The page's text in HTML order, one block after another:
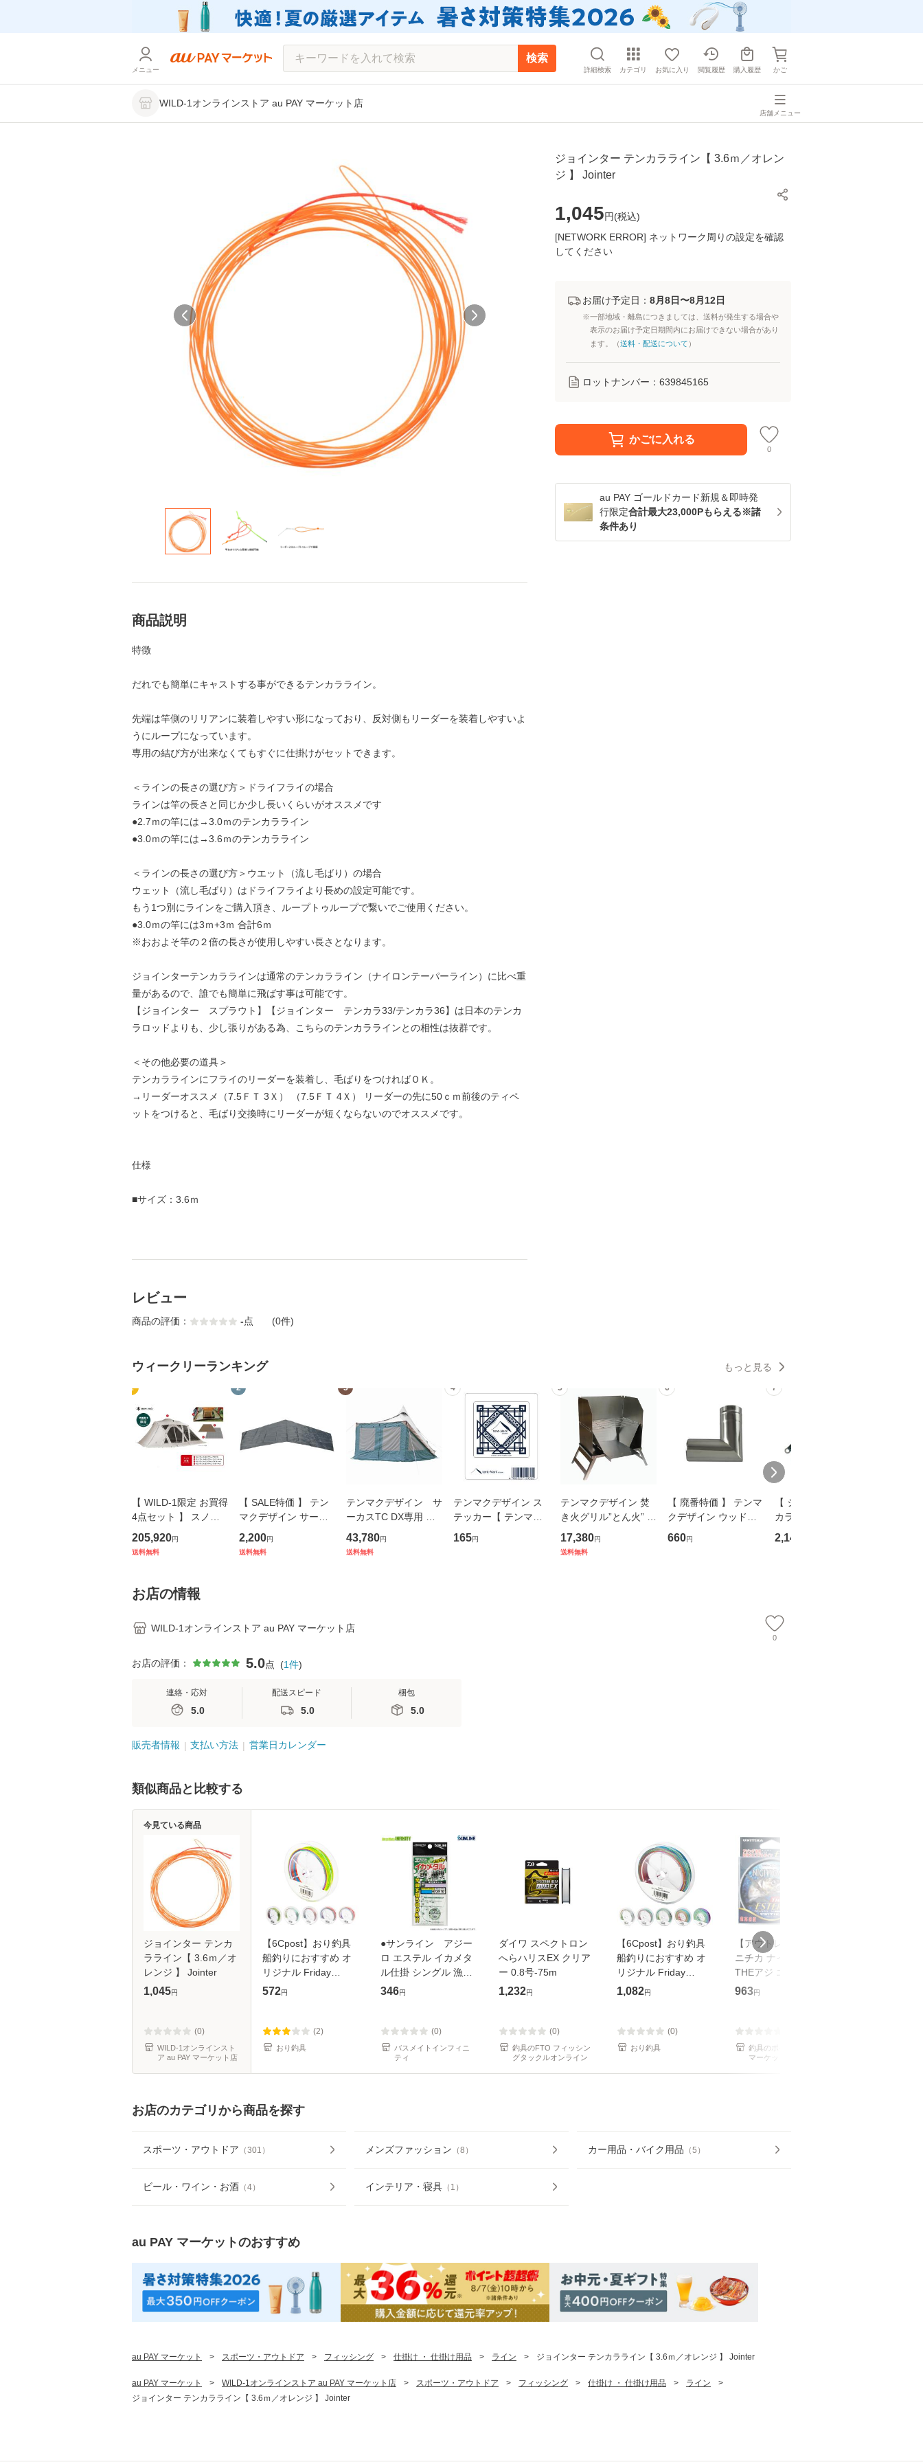
メニュー
検索
詳細検索 カテゴリ お気に入り 閲覧履歴 購入履歴 かご
WILD-1オンラインストア au PAY マーケット店
店舗メニュー
ジョインター テンカラライン【 3.6ｍ／オレン
ジ 】 Jointer
1,045円(税込)
[NETWORK ERROR] ネットワーク周りの設定を確認
してください
お届け予定日： 8月8日〜8月12日
※一部地域・離島につきましては、送料が発生する場合や
表示のお届け予定日期間内にお届けできない場合があり
ます。（送料・配送について ）
ロットナンバー： 639845165
かごに入れる
0
au PAY ゴールドカード新規＆即時発
行限定合計最大23,000Pもらえる※諸
条件あり
商品説明
特徴
だれでも簡単にキャストする事ができるテンカラライン。
先端は竿側のリリアンに装着しやすい形になっており、反対側もリーダーを装着しやすいよ
うにループになっています。
専用の結び方が出来なくてもすぐに仕掛けがセットできます。
＜ラインの長さの選び方＞ドライフライの場合
ラインは竿の長さと同じか少し長いくらいがオススメです
●2.7ｍの竿には→3.0ｍのテンカラライン
●3.0ｍの竿には→3.6ｍのテンカラライン
＜ラインの長さの選び方＞ウエット（流し毛ばり）の場合
ウェット（流し毛ばり）はドライフライより長めの設定可能です。
もう1つ別にラインをご購入頂き、ループトゥループで繋いでご使用ください。
●3.0ｍの竿には3ｍ+3ｍ 合計6ｍ
※おおよそ竿の２倍の長さが使用しやすい長さとなります。
ジョインターテンカララインは通常のテンカラライン（ナイロンテーパーライン）に比べ重
量があるので、誰でも簡単に飛ばす事は可能です。
【ジョインター スプラウト】【ジョインター テンカラ33/テンカラ36】は日本のテンカ
ラロッドよりも、少し張りがある為、こちらのテンカララインとの相性は抜群です。
＜その他必要の道具＞
テンカララインにフライのリーダーを装着し、毛ばりをつければＯＫ。
→リーダーオススメ（7.5ＦＴ 3Ｘ） （7.5ＦＴ 4Ｘ） リーダーの先に50ｃｍ前後のティペ
ットをつけると、毛ばり交換時にリーダーが短くならないのでオススメです。
仕様
■サイズ：3.6ｍ
レビュー
商品の評価： -点 (0件)
ウィークリーランキング もっと見る
1
【 WILD-1限定 お買得
4点セット 】 スノー
ピーク リビングシェ
ル ロング PRO. アイ
205,920円
送料無料
2
【 SALE特価 】 テン
マクデザイン サーカ
スTC BIG インナー マ
ットハーフ tent-Mark
2,200円
送料無料
3
テンマクデザイン サ
ーカスTC DX専用 フ
ロントフラップ ワイ
ド【ダックグリーン】
43,780円
送料無料
4
テンマクデザイン ス
テッカー【 テンマク
ロゴ角型 白 】 tent-M
ark DESIGNS
165円
5
テンマクデザイン 焚
き火グリル”とん火” te
nt-Mark DESIGNS
17,380円
送料無料
6
【 廃番特価 】 テンマ
クデザイン ウッドス
トーブ【 Ｓ 】 用 90°
ベントパイプ Φ53mm
660円
7
【 ジョインター別注
カラー 】 ima アムズ
デザイン クオリー105
F 【 ワイルドクリア
2,145
お店の情報
WILD-1オンラインストア au PAY マーケット店
0
お店の評価： 5.0点 (1件)
連絡・応対
5.0
配送スピード
5.0
梱包
5.0
販売者情報 支払い方法 営業日カレンダー
類似商品と比較する
ジョインター テンカ
ラライン【 3.6ｍ／オ
レンジ 】 Jointer
1,045円
(0)
WILD-1オンラインスト
ア au PAY マーケット店
今見ている商品
【6Cpost】おり釣具
船釣りにおすすめ オ
リジナル Friday
PE【0.8号・1.0号・
10m/5色マルチカラー
(ori
572円
(2)
おり釣具
●サンライン アジー
ロ エステル イカメタ
ル仕掛 シングル 漁火
グリーン 【メール便
346円
(0)
バスメイトインフィニ
ティ
ダイワ スペクトロン
へらハリスEX クリア
ー 0.8号-75m
1,232円
(0)
釣具のFTO フィッシン
グタックルオンライン
【6Cpost】おり釣具
船釣りにおすすめ オ
リジナル Friday
PE【0.8号・1.0号・
10m/5色マルチカラー
(ori
1,082円
(0)
おり釣具
【アウトレット】 ユ
ニチカ ナイトゲーム
THEアジ エステル
150m 0.3号 ナチュラ
963円
釣具のポイント au PAY
マーケット店
お店のカテゴリから商品を探す
スポーツ・アウトドア （301 ） メンズファッション （8 ） カー用品・バイク用品 （5 ）
ビール・ワイン・お酒 （4） インテリア・寝具（ 1 ）
au PAY マーケットのおすすめ
au PAY マーケット > スポーツ・アウトドア > フィッシング > 仕掛け ・ 仕掛け用品 > ライン > ジョインター テンカラライン【 3.6ｍ／オレンジ 】 Jointer
au PAY マーケット > WILD-1オンラインストア au PAY マーケット店 > スポーツ・アウトドア > フィッシング > 仕掛け ・ 仕掛け用品 > ライン
>
ジョインター テンカラライン【 3.6ｍ／オレンジ 】 Jointer